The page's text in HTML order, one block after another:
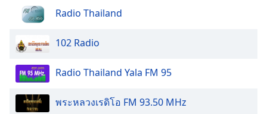
Edge
Style
Radio Thailand
102 Radio
Radio Thailand Yala FM 95
พระหลวงเรดิโอ FM 93.50 MHz